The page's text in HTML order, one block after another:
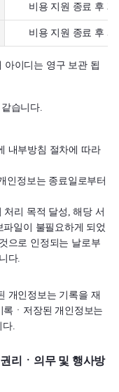
비용 지원 종료 후 3
비용 지원 종료 후 5
이디는 영구 보관 됩
습니다.
내부방침 절차에 따라
인정보는 종료일로부터
리 목적 달성, 해당 서
일이 불필요하게 되었
으로 인정되는 날로부
다.
개인정보는 기록을 재
ㆍ저장된 개인정보는
.
리ㆍ의무 및 행사방